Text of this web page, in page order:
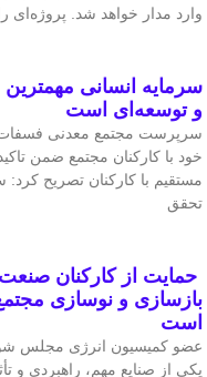
وارد مدار خواهد شد. پروژه‌ای
سرمایه انسانی
و توسعه‌ای است
سرپرست مجتمع معدنی
خود با کارکنان مجتمع ضمن
مستقیم با کارکنان تصریح
تحقق
حمایت از کارکنان
بازسازی و نوسازی
است
عضو کمیسیون انرژی مجلس
یکی از صنایع مهم، راهبردی و